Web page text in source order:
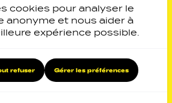
cookies pour analyser le
anonyme et nous aider à
expérience possible.
refuser Gérer les préférences
Website by